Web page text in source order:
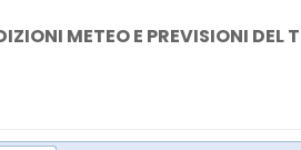
METEO E PREVISIONI DEL